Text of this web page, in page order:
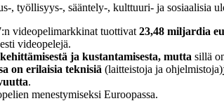
, työllisyys-, sääntely-, kulttuuri- ja sosiaalisia
videopelimarkkinat tuottivat 23,48 miljardia
videopelejä.
ja kustantamisesta, mutta sillä
on erilaisia teknisiä (laitteistoja ja ohjelmistoja)
.
menestymiseksi Euroopassa.